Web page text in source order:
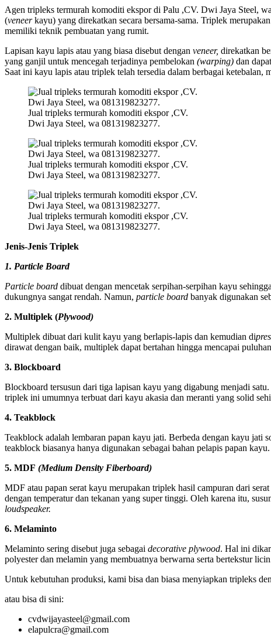
Agen tripleks termurah komoditi ekspor di Palu ,CV. Dwi Jaya Steel,
(veneerkayu) yang direkatkan secara bersama-sama. Triplek
memiliki teknik pembuatan yang rumit.
Lapisan kayu lapis atau yang biasa disebut dengan veneer, direkatkan
yang ganjil untuk mencegah terjadinya pembelokan (warping) dan
Saat ini kayu lapis atau triplek telah tersedia dalam berbagai
Jual tripleks termurah komoditi ekspor ,CV.
Dwi Jaya Steel, wa 081319823277.
Jual tripleks termurah komoditi ekspor ,CV.
Dwi Jaya Steel, wa 081319823277.
Jual tripleks termurah komoditi ekspor ,CV.
Dwi Jaya Steel, wa 081319823277.
Jenis-Jenis Triplek
1. Particle Board
Particle board dibuat dengan mencetak serpihan-serpihan kayu
dukungnya sangat rendah. Namun, particle board banyak digunakan
2. Multiplek (Plywood)
Multiplek dibuat dari kulit kayu yang berlapis-lapis dan kemudian di
dirawat dengan baik, multiplek dapat bertahan hingga mencapai
3. Blockboard
Blockboard tersusun dari tiga lapisan kayu yang digabung menjadi
triplek ini umumnya terbuat dari kayu akasia dan meranti yang solid
4. Teakblock
Teakblock adalah lembaran papan kayu jati. Berbeda dengan kayu
teakblock biasanya hanya digunakan sebagai bahan pelapis papan
5. MDF (Medium Density Fiberboard)
MDF atau papan serat kayu merupakan triplek hasil campuran dari
dengan temperatur dan tekanan yang super tinggi. Oleh karena itu,
loudspeaker.
6. Melaminto
Melaminto sering disebut juga sebagai decorative plywood. Hal ini
polyester dan melamin yang membuatnya berwarna serta bertekstur
Untuk kebutuhan produksi, kami bisa dan biasa menyiapkan tripleks
atau bisa di sini:
cvdwijayasteel@gmail.com
elapulcra@gmail.com